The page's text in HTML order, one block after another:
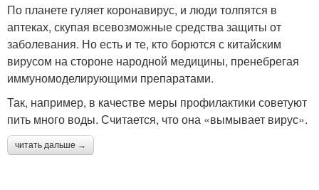
По планете гуляет коронавирус, и люди толпятся в
аптеках, скупая всевозможные средства защиты от
заболевания. Но есть и те, кто борются с китайским
вирусом на стороне народной медицины, пренебрегая
иммуномоделирующими препаратами.
Так, например, в качестве меры профилактики советуют
пить много воды. Считается, что она «вымывает вирус».
читать дальше →